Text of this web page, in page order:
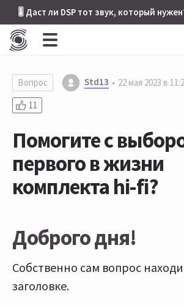
🎚 Даст ли DSP тот звук, который
Вопрос Std13 22 мая 2023 в
11
Помогите с
первого в жизни
комплекта hi-fi?
Доброго дня!
Собственно сам вопрос
заголовке.